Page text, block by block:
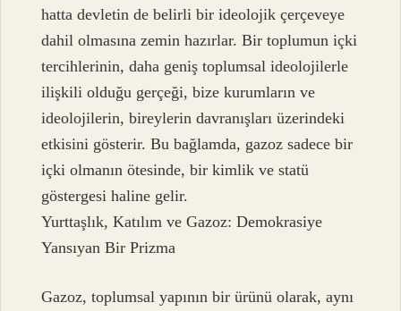
hatta devletin de belirli bir ideolojik çerçeveye
dahil olmasına zemin hazırlar. Bir toplumun içki
tercihlerinin, daha geniş toplumsal ideolojilerle
ilişkili olduğu gerçeği, bize kurumların ve
ideolojilerin, bireylerin davranışları üzerindeki
etkisini gösterir. Bu bağlamda, gazoz sadece bir
içki olmanın ötesinde, bir kimlik ve statü
göstergesi haline gelir.
Yurttaşlık, Katılım ve Gazoz: Demokrasiye
Yansıyan Bir Prizma
Gazoz, toplumsal yapının bir ürünü olarak, aynı